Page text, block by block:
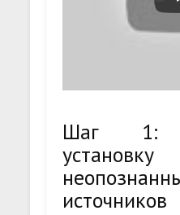
Шаг 1:
источников